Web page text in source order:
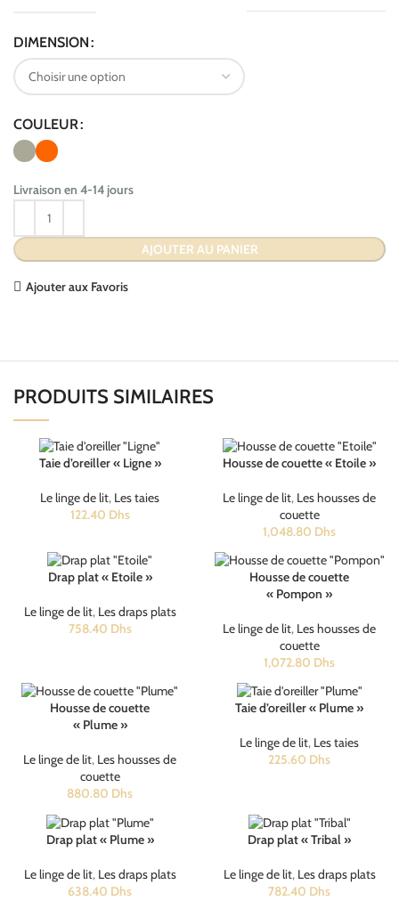
DIMENSION
COULEUR
Livraison en 4-14 jours
AJOUTER AU PANIER
Ajouter aux Favoris
PRODUITS SIMILAIRES
Taie d’oreiller « Ligne »
Le linge de lit, Les taies
122.40 Dhs
Housse de couette « Etoile »
Le linge de lit, Les housses de
couette
1,048.80 Dhs
Drap plat « Etoile »
Le linge de lit, Les draps plats
758.40 Dhs
Housse de couette
« Pompon »
Le linge de lit, Les housses de
couette
1,072.80 Dhs
Housse de couette
« Plume »
Le linge de lit, Les housses de
couette
880.80 Dhs
Taie d’oreiller « Plume »
Le linge de lit, Les taies
225.60 Dhs
Drap plat « Plume »
Le linge de lit, Les draps plats
638.40 Dhs
Drap plat « Tribal »
Le linge de lit, Les draps plats
782.40 Dhs